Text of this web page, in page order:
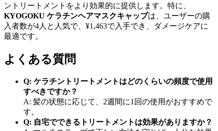
ントリートメントをより効果的に提供します。特に、
KYOGOKU ケラチンヘアマスクキャップは、ユーザーの購
入者数が4人と人気で、¥1,463で入手でき、ダメージケアに
最適です。
よくある質問
Q: ケラチントリートメントはどのくらいの頻度で使用
すべきですか？
A: 髪の状態に応じて、2週間に1回の使用がおすすめで
す。
Q: 自宅でできるトリートメントは効果がありますか？